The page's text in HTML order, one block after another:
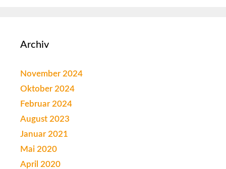
Archiv
November 2024
Oktober 2024
Februar 2024
August 2023
Januar 2021
Mai 2020
April 2020